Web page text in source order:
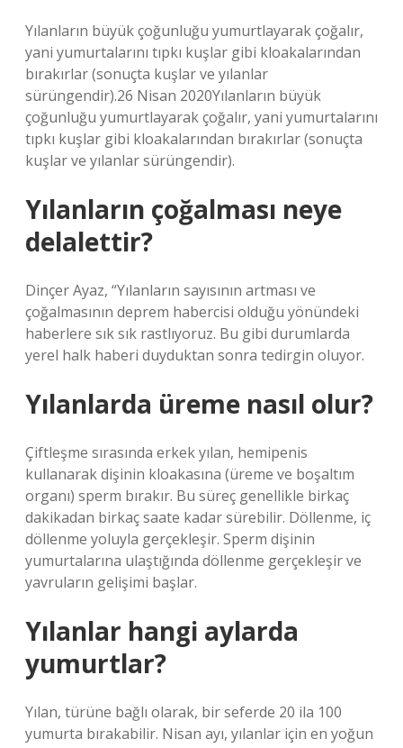
Yılanların büyük çoğunluğu yumurtlayarak çoğalır,
yani yumurtalarını tıpkı kuşlar gibi kloakalarından
bırakırlar (sonuçta kuşlar ve yılanlar
sürüngendir).26 Nisan 2020Yılanların büyük
çoğunluğu yumurtlayarak çoğalır, yani yumurtalarını
tıpkı kuşlar gibi kloakalarından bırakırlar (sonuçta
kuşlar ve yılanlar sürüngendir).
Yılanların çoğalması neye
delalettir?
Dinçer Ayaz, “Yılanların sayısının artması ve
çoğalmasının deprem habercisi olduğu yönündeki
haberlere sık sık rastlıyoruz. Bu gibi durumlarda
yerel halk haberi duyduktan sonra tedirgin oluyor.
Yılanlarda üreme nasıl olur?
Çiftleşme sırasında erkek yılan, hemipenis
kullanarak dişinin kloakasına (üreme ve boşaltım
organı) sperm bırakır. Bu süreç genellikle birkaç
dakikadan birkaç saate kadar sürebilir. Döllenme, iç
döllenme yoluyla gerçekleşir. Sperm dişinin
yumurtalarına ulaştığında döllenme gerçekleşir ve
yavruların gelişimi başlar.
Yılanlar hangi aylarda
yumurtlar?
Yılan, türüne bağlı olarak, bir seferde 20 ila 100
yumurta bırakabilir. Nisan ayı, yılanlar için en yoğun